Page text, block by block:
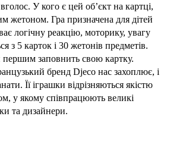
У кого є цей об’єкт на картці,
жетоном. Гра призначена для дітей
логічну реакцію, моторику, увагу
з 5 карток і 30 жетонів предметів.
першим заповнить свою картку.
бренд Djeco нас захоплює, і
Її іграшки відрізняються якістю
у якому співпрацюють великі
та дизайнери.